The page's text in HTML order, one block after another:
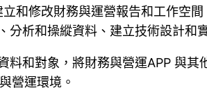
和修改財務與運營報告和工作空
分析和操縱資料、建立技術設計和
料和對象，將財務與營運APP 與
營運環境。